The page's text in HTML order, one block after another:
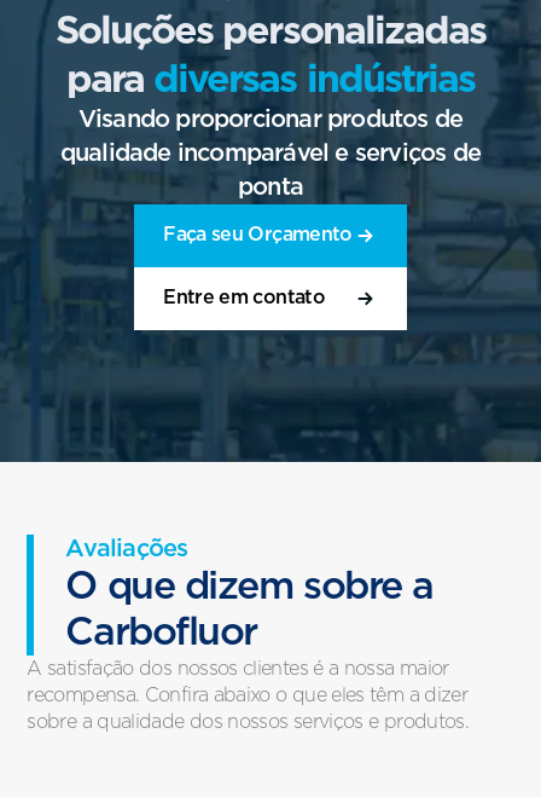
Soluções personalizadas
para diversas indústrias
Visando proporcionar produtos de
qualidade incomparável e serviços de
ponta
Faça seu Orçamento
Entre em contato
Avaliações
O que dizem sobre a
Carbofluor
A satisfação dos nossos clientes é a nossa maior
recompensa. Confira abaixo o que eles têm a dizer
sobre a qualidade dos nossos serviços e produtos.